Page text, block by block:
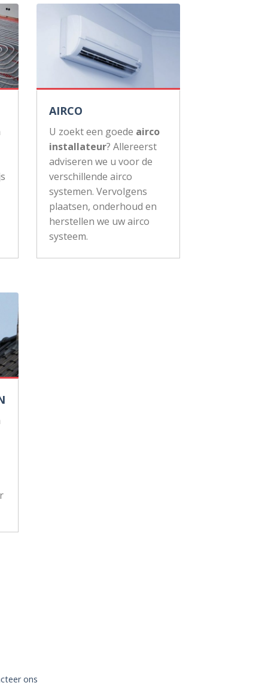
AIRCO
U zoekt een goede airco
installateur? Allereerst
adviseren we u voor de
verschillende airco
systemen. Vervolgens
plaatsen, onderhoud en
herstellen we uw airco
systeem.
ons